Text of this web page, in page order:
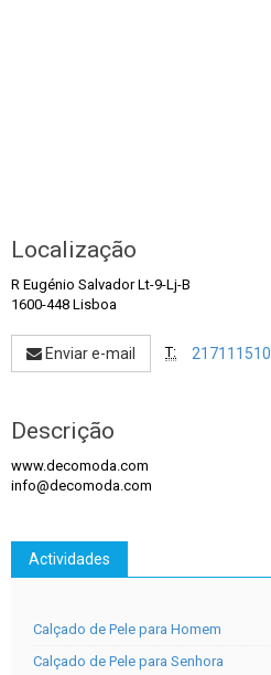
Localização
R Eugénio Salvador Lt-9-Lj-B
1600-448 Lisboa
Enviar e-mail T: 217111510
Descrição
www.decomoda.com
info@decomoda.com
Actividades
Calçado de Pele para Homem
Calçado de Pele para Senhora